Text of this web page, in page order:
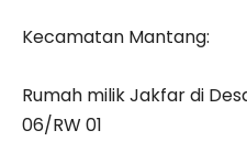
Kecamatan Mantang:
Rumah milik Jakfar di
06/RW 01